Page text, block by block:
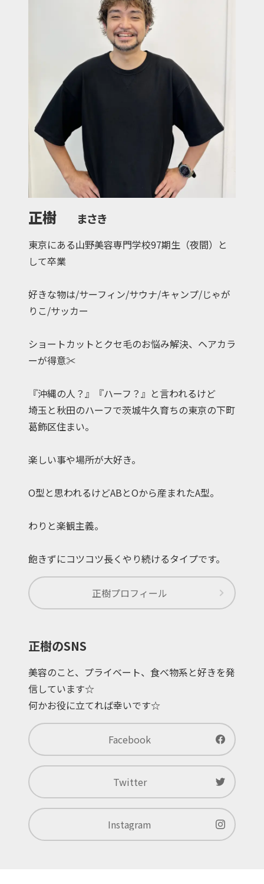
正樹 まさき
東京にある山野美容専門学校97期生（夜間）と
して卒業
好きな物は/サーフィン/サウナ/キャンプ/じゃが
りこ/サッカー
ショートカットとクセ毛のお悩み解決、ヘアカラ
ーが得意✂︎
『沖縄の人？』『ハーフ？』と言われるけど
埼玉と秋田のハーフで茨城牛久育ちの東京の下町
葛飾区住まい。
楽しい事や場所が大好き。
O型と思われるけどABとOから産まれたA型。
わりと楽観主義。
飽きずにコツコツ長くやり続けるタイプです。
正樹プロフィール
正樹のSNS
美容のこと、プライベート、食べ物系と好きを発
信しています☆
何かお役に立てれば幸いです☆
Facebook
Twitter
Instagram